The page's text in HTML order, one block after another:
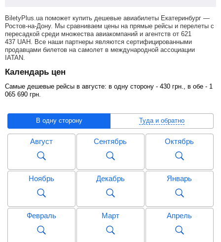
BiletyPlus.ua поможет купить дешевые авиабилеты Екатеринбург —
Ростов-на-Дону. Мы сравниваем цены на прямые рейсы и перелеты с
пересадкой среди множества авиакомпаний и агентств от 621
437 UAH . Все наши партнеры являются сертифицированными
продавцами билетов на самолет в международной ассоциации
IATAN.
Календарь цен
Самые дешевые рейсы в августе: в одну сторону - 430 грн ., в обе - 1
065 690 грн
В одну сторону Туда и обратно
Август Сентябрь Октябрь
Ноябрь Декабрь Январь
Февраль Март Апрель